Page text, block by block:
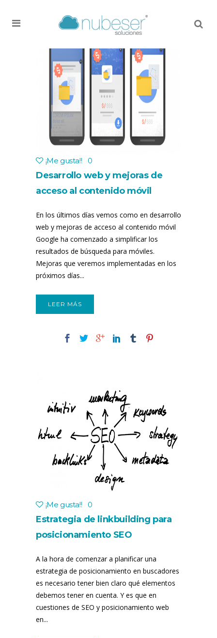
¡Me gusta!! 0
Desarrollo web y mejoras de
acceso al contenido móvil
En los últimos días vemos como en desarrollo
web y mejoras de acceso al contenido móvil
Google ha comenzado a simplificar los
resultados de búsqueda para móviles.
Mejoras que veremos implementadas en los
próximos días...
LEER MÁS
¡Me gusta!! 0
Estrategia de linkbuilding para
posicionamiento SEO
A la hora de comenzar a planificar una
estrategia de posicionamiento en buscadores
es necesario tener bien claro qué elementos
debemos tener en cuenta. Y es que en
cuestiones de SEO y posicionamiento web
en...